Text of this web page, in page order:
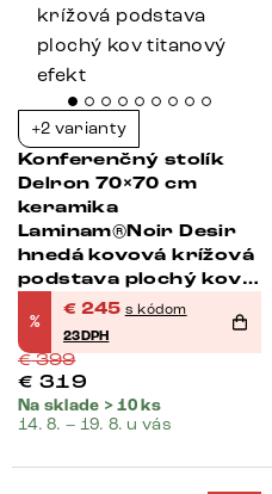
+2 varianty
Konferenčný stolík
Delron 70×70 cm
keramika
Laminam®Noir Desir
hnedá kovová krížová
podstava plochý kov
titanový efekt
%
€ 245 s kódom
23DPH
€399
€ 319
Na sklade > 10 ks
14. 8. – 19. 8. u vás